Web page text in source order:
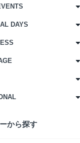
for LIFE EVENTS
DAYS
for SPECIAL DAYS
for BUSINESS
祝い
by MESSAGE
りがとう
TYPE
から探す